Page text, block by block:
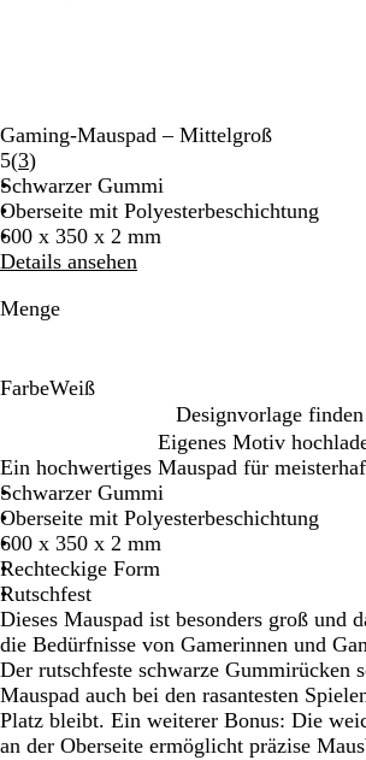
Gaming-Mauspad – Mittelgroß
5(3Bewertungen
3
lesen
)
Schwarzer Gummi
Oberseite mit Polyesterbeschichtung
600 x 350 x 2 mm
Details ansehen
Menge
FarbeWeiß
i
ß
Designvorlage finden
Eigenes Motiv
Ein hochwertiges Mauspad für
Schwarzer Gummi
Oberseite mit Polyesterbeschichtung
600 x 350 x 2 mm
Rechteckige Form
Rutschfest
Dieses Mauspad ist besonders groß und
die Bedürfnisse von Gamerinnen und
Der rutschfeste schwarze Gummirücken
Mauspad auch bei den rasantesten
Platz bleibt. Ein weiterer Bonus: Die
an der Oberseite ermöglicht präzise